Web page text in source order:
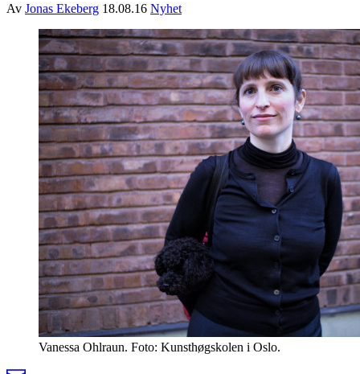
Av Jonas Ekeberg 18.08.16 Nyhet
Vanessa Ohlraun. Foto: Kunsthøgskolen i Oslo.